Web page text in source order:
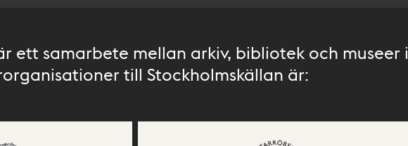
ett samarbete mellan arkiv, bibliotek och museer i
till Stockholmskällan är: